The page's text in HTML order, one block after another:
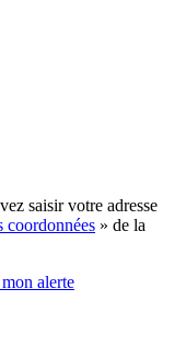
saisir votre adresse
coordonnées » de la
alerte